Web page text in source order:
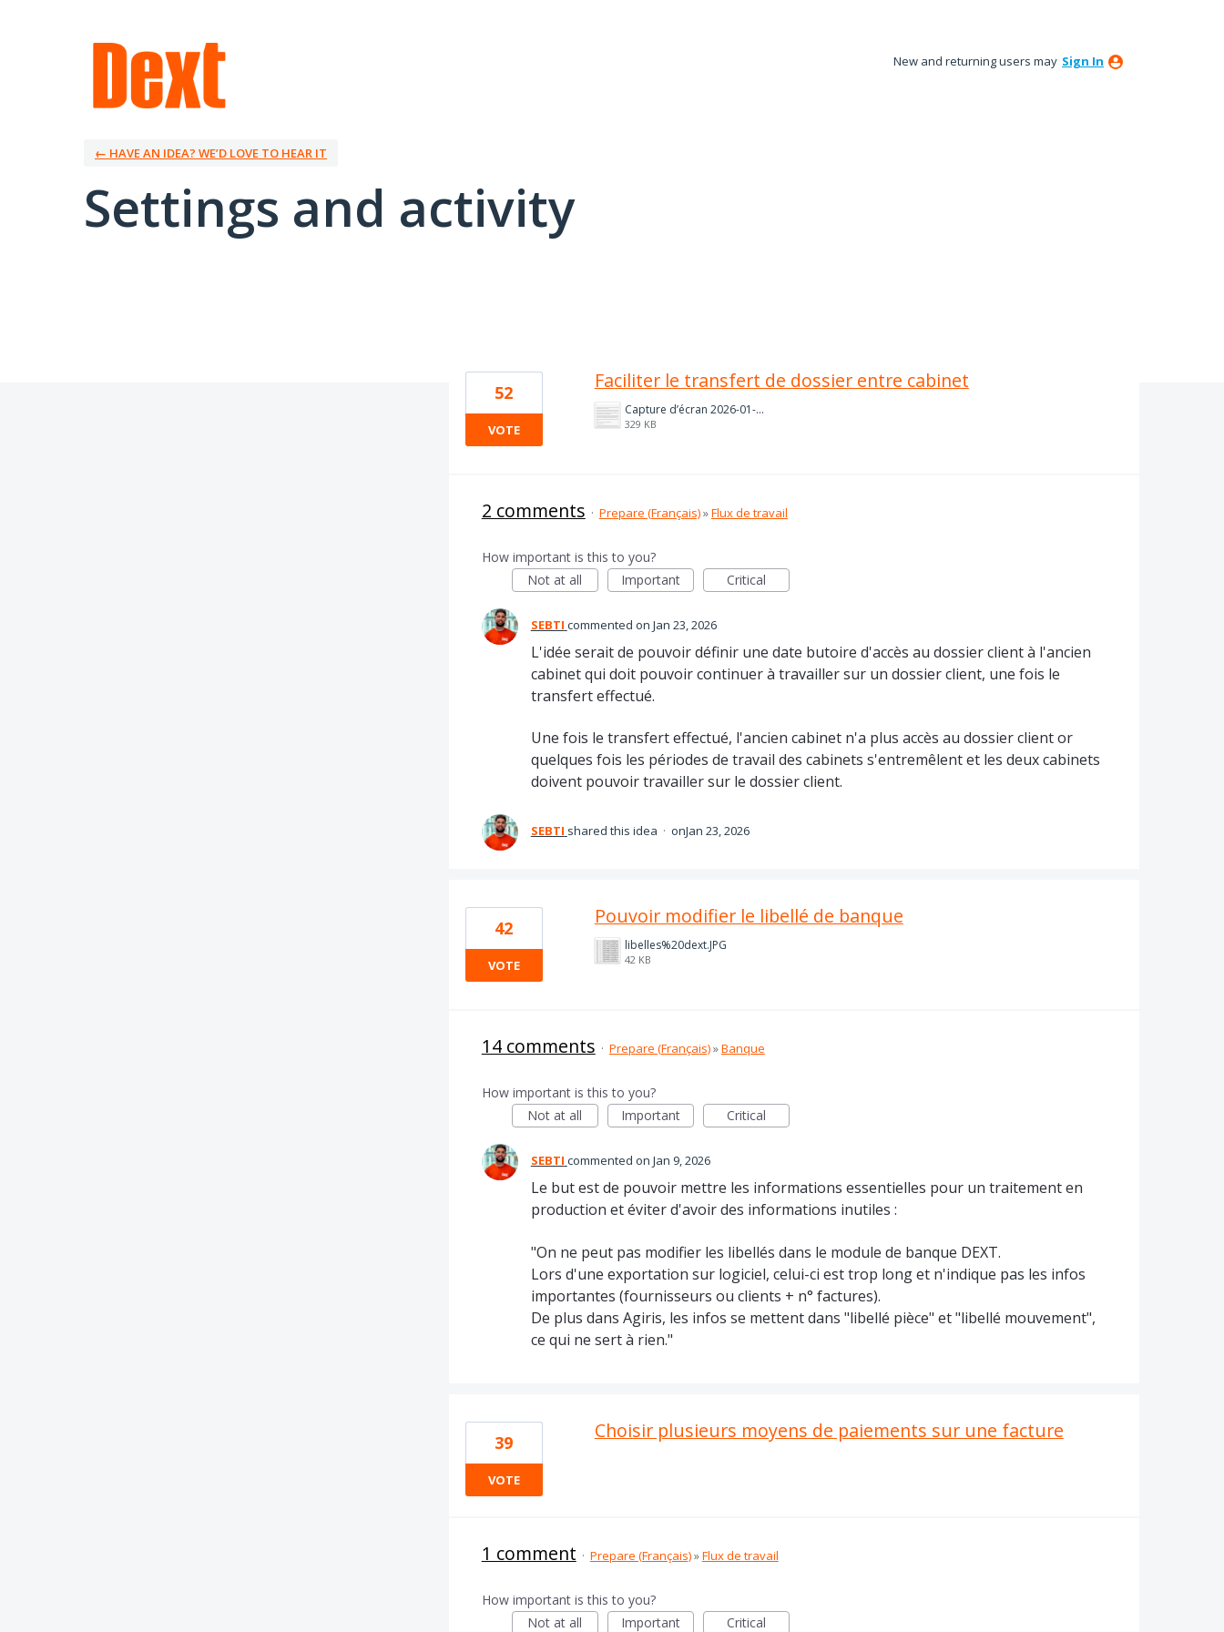
New and returning users may Sign In
← HAVE AN IDEA? WE’D LOVE TO HEAR IT
Settings and activity
Faciliter le transfert de dossier entre cabinet
Capture d’écran 2026-01-23 à 10.11.43.png
329 KB
52
VOTE
2 comments · Prepare (Français)»Flux de travail
How important is this to you?
Not at all
Important Critical
SEBTI commented Jan 23, 2026
L'idée serait de pouvoir définir une date butoire d'accès au dossier client à l'ancien
cabinet qui doit pouvoir continuer à travailler sur un dossier client, une fois le
transfert effectué.
Une fois le transfert effectué, l'ancien cabinet n'a plus accès au dossier client or
quelques fois les périodes de travail des cabinets s'entremêlent et les deux cabinets
doivent pouvoir travailler sur le dossier client.
SEBTI shared this idea · Jan 23, 2026
Pouvoir modifier le libellé de banque
libelles%20dext.JPG
42 KB
42
VOTE
14 comments · Prepare (Français)»Banque
How important is this to you?
Not at all
Important Critical
SEBTI commented Jan 9, 2026
Le but est de pouvoir mettre les informations essentielles pour un traitement en
production et éviter d'avoir des informations inutiles :
"On ne peut pas modifier les libellés dans le module de banque DEXT.
Lors d'une exportation sur logiciel, celui-ci est trop long et n'indique pas les infos
importantes (fournisseurs ou clients + n° factures).
De plus dans Agiris, les infos se mettent dans "libellé pièce" et "libellé mouvement",
ce qui ne sert à rien."
Choisir plusieurs moyens de paiements sur une facture
39
VOTE
1 comment · Prepare (Français)»Flux de travail
How important is this to you?
Not at all
Important Critical